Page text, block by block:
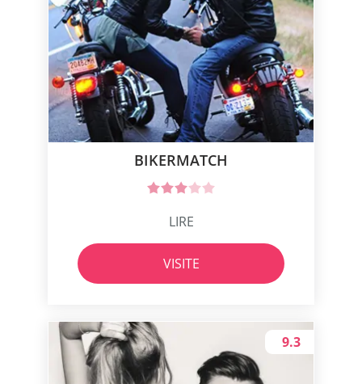
BIKERMATCH
LIRE
VISITE
9.3